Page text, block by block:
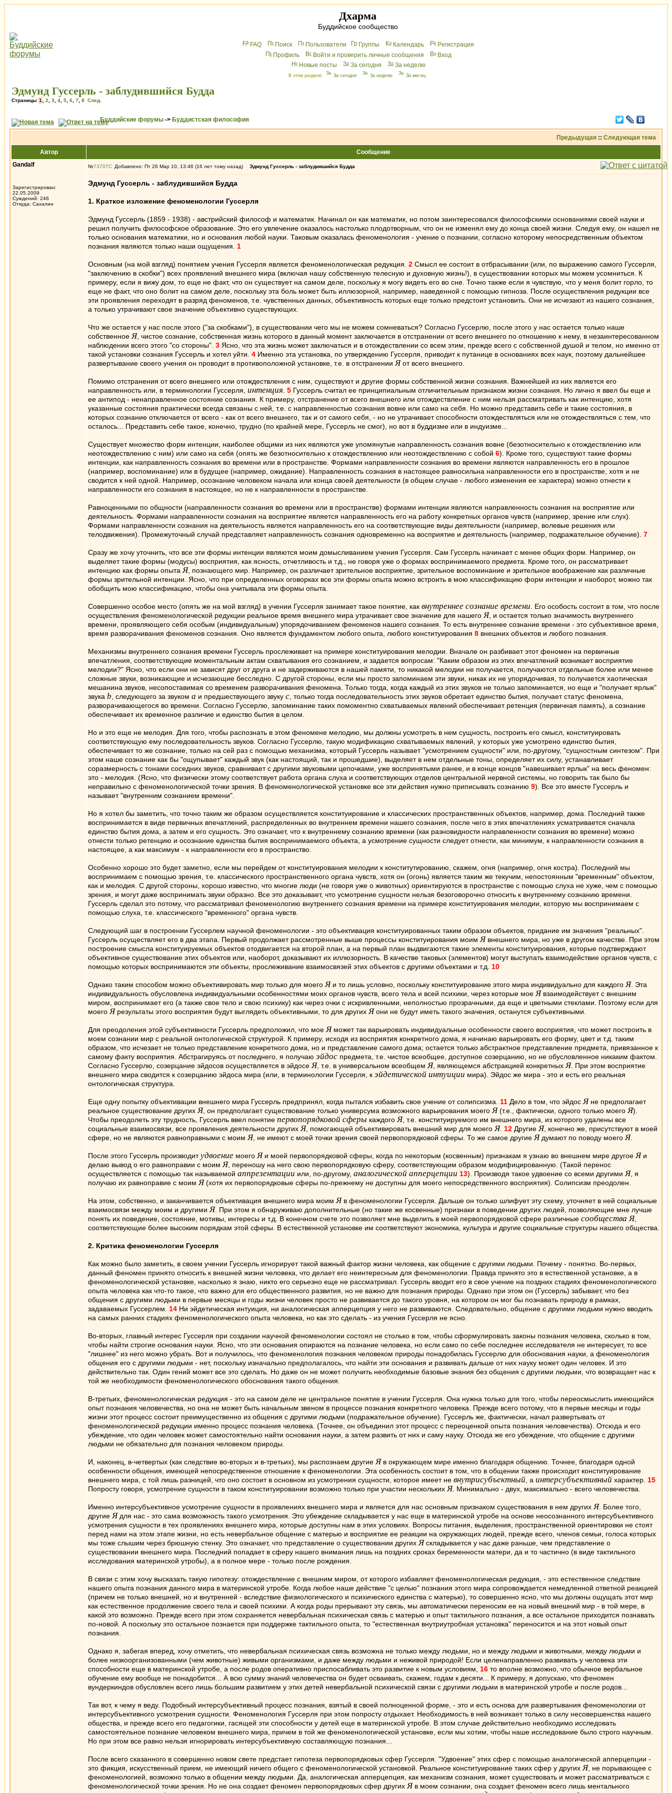
Дхарма
Буддийское сообщество
FAQ Поиск Пользователи Группы Календарь
Peгиcтрaция
Профиль
Войти и проверить личные сообщения
Вхoд
Новые посты
За сегодня За неделю
В этом разделе: За сегодня За неделю За месяц
Эдмунд Гуссерль - заблудившийся Будда
Страницы 1 2 3 4 5 6 7 8 След.
Буддийские форумы -> Буддистская философия
Предыдущая :: Следующая тема
Автор
Сообщение
Gandalf
Зарегистрирован:
22.05.2009
Суждений: 246
Откуда: Сахалин
№73707 Добавлено: Пт 26 Мар 10, 13:46 (16 лет тому назад) Эдмунд Гуссерль - заблудившийся Будда
Эдмунд Гуссерль - заблудившийся Будда
1. Краткое изложение феноменологии Гуссерля
Эдмунд Гуссерль (1859 - 1938) - австрийский философ и математик. Начинал он как математик, но потом заинтересовался философскими основаниями своей науки и
решил получить философское образование. Это его увлечение оказалось настолько плодотворным, что он не изменял ему до конца своей жизни. Следуя ему, он нашел не
только основания математики, но и основания любой науки. Таковым оказалась феноменология - учение о познании, согласно которому непосредственным объектом
познания являются только наши ощущения. 1
Основным (на мой взгляд) понятием учения Гуссерля является феноменологическая редукция. 2 Смысл ее состоит в отбрасывании (или, по выражению самого Гуссерля,
"заключению в скобки") всех проявлений внешнего мира (включая нашу собственную телесную и духовную жизнь!), в существовании которых мы можем усомниться. К
примеру, если я вижу дом, то еще не факт, что он существует на самом деле, поскольку я могу видеть его во сне. Точно также если я чувствую, что у меня болит горло, то
еще не факт, что оно болит на самом деле, поскольку эта боль может быть иллюзорной, например, наведенной с помощью гипноза. После осуществления редукции все
эти проявления переходят в разряд феноменов, т.е. чувственных данных, объективность которых еще только предстоит установить. Они не исчезают из нашего сознания,
а только утрачивают свое значение объективно существующих.
Что же остается у нас после этого ("за скобками"), в существовании чего мы не можем сомневаться? Согласно Гуссерлю, после этого у нас остается только наше
собственное Я, чистое сознание, собственная жизнь которого в данный момент заключается в отстранении от всего внешнего по отношению к нему, в незаинтересованном
наблюдении всего этого "со стороны". 3 Ясно, что эта жизнь может заключаться и в отождествлении со всем этим, прежде всего с собственной душой и телом, но именно от
такой установки сознания Гуссерль и хотел уйти. 4 Именно эта установка, по утверждению Гуссерля, приводит к путанице в основаниях всех наук, поэтому дальнейшее
развертывание своего учения он проводит в противоположной установке, т.е. в отстранении Яот всего внешнего.
Помимо отстранения от всего внешнего или отождествления с ним, существуют и другие формы собственной жизни сознания. Важнейшей из них является его
направленность или, в терминологии Гуссерля, интенция 5 Гуссерль считал ее принципиальным отличительным признаком жизни сознания. Но лично я ввел бы еще и
ее антипод - ненаправленное состояние сознания. К примеру, отстранение от всего внешнего или отождествление с ним нельзя рассматривать как интенцию, хотя
указанные состояния практически всегда связаны с ней, т.е. с направленностью сознания вовне или само на себя. Но можно представить себе и такие состояния, в
которых сознание отключается от всего - как от всего внешнего, так и от самого себя, - но не утрачивает способности отождествляться или не отождествляться с тем, что
осталось... Представить себе такое, конечно, трудно (по крайней мере, Гуссерль не смог), но вот в буддизме или в индуизме...
Существует множество форм интенции, наиболее общими из них являются уже упомянутые направленность сознания вовне (безотносительно к отождествлению или
неотождествлению с ним) или само на себя (опять же безотносительно к отождествлению или неотождествлению с собой 6). Кроме того, существуют такие формы
интенции, как направленность сознания во времени или в пространстве. Формами направленности сознания во времени являются направленность его в прошлое
(например, воспоминание) или в будущее (например, ожидание). Направленность сознания в настоящее равносильна направленности его в пространстве, хотя и не
сводится к ней одной. Например, осознание человеком начала или конца своей деятельности (в общем случае - любого изменения ее характера) можно отнести к
направленности его сознания в настоящее, но не к направленности в пространстве.
Равноценными по общности (направленности сознания во времени или в пространстве) формами интенции являются направленность сознания на восприятие или
деятельность. Формами направленности сознания на восприятие является направленность его на работу конкретных органов чувств (например, зрение или слух).
Формами направленности сознания на деятельность является направленность его на соответствующие виды деятельности (например, волевые решения или
телодвижения). Промежуточный случай представляет направленность сознания одновременно на восприятие и деятельность (например, подражательное обучение). 7
Сразу же хочу уточнить, что все эти формы интенции являются моим домысливанием учения Гуссерля. Сам Гуссерль начинает с менее общих форм. Например, он
выделяет такие формы (модусы) восприятия, как ясность, отчетливость и т.д., не говоря уже о формах воспринимаемого предмета. Кроме того, он рассматривает
интенцию как формы опыта Я, познающего мир. Например, он различает зрительное восприятие, зрительное воспоминание и зрительное воображение как различные
формы зрительной интенции. Ясно, что при определенных оговорках все эти формы опыта можно встроить в мою классификацию форм интенции и наоборот, можно так
обобщить мою классификацию, чтобы она учитывала эти формы опыта.
Совершенно особое место (опять же на мой взгляд) в учении Гуссерля занимает такое понятие, как внутреннее сознание времени . Его особость состоит в том, что после
осуществления феноменологической редукции реальное время внешнего мира утрачивает свое значение для нашего Я, и остается только значимость внутреннего
времени, проявляющего себя особым (индивидуальным) упорядочиванием феноменов нашего сознания. То есть внутреннее сознание времени - это субъективное время,
время разворачивания феноменов сознания. Оно является фундаментом любого опыта, любого конституирования 8 внешних объектов и любого познания.
Механизмы внутреннего сознания времени Гуссерль прослеживает на примере конституирования мелодии. Вначале он разбивает этот феномен на первичные
впечатления, соответствующие моментальным актам схватывания его сознанием, и задается вопросам: "Каким образом из этих впечатлений возникает восприятие
мелодии?" Ясно, что если они не зависят друг от друга и не задерживаются в нашей памяти, то никакой мелодии не получается, получаются отдельные более или менее
сложные звуки, возникающие и исчезающие бесследно. С другой стороны, если мы просто запоминаем эти звуки, никак их не упорядочивая, то получается хаотическая
мешанина звуков, несопоставимая со временем разворачивания феномена. Только тогда, когда каждый из этих звуков не только запоминается, но еще и "получает ярлык"
звука b , следующего за звуком а и предшествующего звуку с , только тогда последовательность этих звуков обретает единство бытия, получает статус феномена,
разворачивающегося во времени. Согласно Гуссерлю, запоминание таких помоментно схватываемых явлений обеспечивает ретенция (первичная память), а сознание
обеспечивает их временное различие и единство бытия в целом.
Но и это еще не мелодия. Для того, чтобы распознать в этом феномене мелодию, мы должны усмотреть в нем сущность, построить его смысл, конституировать
соответствующую ему последовательность звуков. Согласно Гуссерлю, такую модификацию схватываемых явлений, у которых уже усмотрено единство бытия,
обеспечивает то же сознание, только на сей раз с помощью механизма, который Гуссерль называет "усмотрением сущности" или, по-другому, "сущностным синтезом". При
этом наше сознание как бы "ощупывает" каждый звук (как настоящий, так и прошедшие), выделяет в нем отдельные тоны, определяет их силу, устанавливает
соразмерность с тонами соседних звуков, сравнивает с другими звуковыми цепочками, уже воспринятыми ранее, и в конце концов "навешивает ярлык" на весь феномен:
это - мелодия. (Ясно, что физически этому соответствует работа органа слуха и соответствующих отделов центральной нервной системы, но говорить так было бы
неправильно с феноменологической точки зрения. В феноменологической установке все эти действия нужно приписывать сознанию 9). Все это вместе Гуссерль и
называет "внутренним сознанием времени".
Но я хотел бы заметить, что точно таким же образом осуществляется конституирование и классических пространственных объектов, например, дома. Последний также
воспринимается в виде первичных впечатлений, распределенных во внутреннем времени нашего сознания, после чего в этих впечатлениях усматривается сначала
единство бытия дома, а затем и его сущность. Это означает, что к внутреннему сознанию времени (как разновидности направленности сознания во времени) можно
отнести только ретенцию и осознание единства бытия воспринимаемого объекта, а усмотрение сущности следует отнести, как минимум, к направленности сознания в
настоящее, а как максимум - к направленности его в пространство.
Особенно хорошо это будет заметно, если мы перейдем от конституирования мелодии к конститутированию, скажем, огня (например, огня костра). Последний мы
воспринимаем с помощью зрения, т.е. классического пространственного органа чувств, хотя он (огонь) является таким же текучим, непостоянным "временным" объектом,
как и мелодия. С другой стороны, хорошо известно, что многие люди (не говоря уже о животных) ориентируются в пространстве с помощью слуха не хуже, чем с помощью
зрения, и могут даже воспринимать звуки образно. Все это доказывает, что усмотрение сущности нельзя безоговорочно относить к внутреннему сознанию времени.
Гуссерль сделал это потому, что рассматривал феноменологию внутреннего сознания времени на примере конституирования мелодии, которую мы воспринимаем с
помощью слуха, т.е. классического "временного" органа чувств.
Следующий шаг в построении Гуссерлем научной феноменологии - это объективация конституированных таким образом объектов, придание им значения "реальных".
Гуссерль осуществляет его в два этапа. Первый продолжает рассмотренные выше процессы конституирования моим Явнешнего мира, но уже в другом качестве. При этом
построение смысла конституируемых объектов отодвигается на второй план, а на первый план выдвигаются такие элементы конституирования, которые подтверждают
объективное существование этих объектов или, наоборот, доказывают их иллюзорность. В качестве таковых (элементов) могут выступать взаимодействие органов чувств, с
помощью которых воспринимаются эти объекты, прослеживание взаимосвязей этих объектов с другими объектами и т.д. 10
Однако таким способом можно объективировать мир только для моего Яи то лишь условно, поскольку конституирование этого мира индивидуально для каждого Я. Эта
индивидуальность обусловлена индивидуальными особенностями моих органов чувств, всего тела и всей психики, через которые мое Явзаимодействует с внешним
миром, воспринимает его (а также свое тело и свою психику) как через очки с искривленными, неполностью прозрачными, да еще и цветными стеклами. Поэтому если для
моего Ярезультаты этого восприятия будут выглядеть объективными, то для других Яони не будут иметь такого значения, останутся субъективными.
Для преодоления этой субъективности Гуссерль предположил, что мое Яможет так варьировать индивидуальные особенности своего восприятия, что может построить в
моем сознании мир с реальной онтологической структурой. К примеру, исходя из восприятия конкретного дома, я начинаю варьировать его форму, цвет и т.д. таким
образом, что исчезает не только представление конкретного дома, но и представление самого дома; остается только абстрактное представление предмета, привязанное к
самому факту восприятия. Абстрагируясь от последнего, я получаю эйдос предмета, т.е. чистое всеобщее, доступное созерцанию, но не обусловленное никаким фактом.
Согласно Гуссерлю, созерцание эйдосов осуществляется в эйдосе Я, т.е. в универсальном всеобщем Я, являющемся абстракцией конкретных Я. При этом восприятие
внешнего мира сводится к созерцанию эйдоса мира (или, в терминологии Гуссерля, к эйдетической интуиции мира). Эйдос же мира - это и есть его реальная
онтологическая структура.
Еще одну попытку объективации внешнего мира Гуссерль предпринял, когда пытался избавить свое учение от солипсизма. 11 Дело в том, что эйдос Яне предполагает
реальное существование других Я, он предполагает существование только универсума возможного варьирования моего Я(т.е., фактически, одного только моего Я).
Чтобы преодолеть эту трудность, Гуссерль ввел понятие первопорядковой сферы каждого Я, т.е. конституируемого им внешнего мира, из которого удалены все
социальные взаимосвязи, все проявления деятельности других Я, помогающей объективировать внешний мир для моего Я. 12 Другие Я, конечно же, присутствуют в моей
сфере, но не являются равноправными с моим Я, не имеют с моей точки зрения своей первопорядковой сферы. То же самое другие Ядумают по поводу моего Я.
После этого Гуссерль производитудвоение моего Яи моей первопорядковой сферы, когда по некоторым (косвенным) признакам я узнаю во внешнем мире другое Яи
делаю вывод о его равноправии с моим Я, переношу на него свою первопорядковую сферу, соответствующим образом модифицированную. (Такой перенос
осуществляется с помощью так называемой аппрезентации или, по-другому, аналогической апперцепции 13). Производя такое удвоение со всеми другими Я, я
получаю их равноправие с моим Я(хотя их первопорядковые сферы по-прежнему не доступны для моего непосредственного восприятия). Солипсизм преодолен.
На этом, собственно, и заканчивается объективация внешнего мира моим Яв феноменологии Гуссерля. Дальше он только шлифует эту схему, уточняет в ней социальные
взаимосвязи между моим и другими Я. При этом я обнаруживаю дополнительные (но такие же косвенные) признаки в поведении других людей, позволяющие мне лучше
понять их поведение, состояние, мотивы, интересы и т.д. В конечном счете это позволяет мне выделить в моей первопорядковой сфере различные сообщества Я,
соответствующие более высоким порядкам этой сферы. В естественной установке им соответствуют экономика, культура и другие социальные структуры нашего общества.
2. Критика феноменологии Гуссерля
Как можно было заметить, в своем учении Гуссерль игнорирует такой важный фактор жизни человека, как общение с другими людьми. Почему - понятно. Во-первых,
данный феномен принято относить к внешней жизни человека, что делает его неинтересным для феноменологии. Правда принято это в естественной установке, а в
феноменологической установке, насколько я знаю, никто его серьезно еще не рассматривал. Гуссерль вводит его в свое учение на поздних стадиях феноменологического
опыта человека как что-то такое, что важно для его общественного развития, но не важно для познания природы. Однако при этом он (Гуссерль) забывает, что без
общения с другими людьми в первые месяцы и годы жизни человек просто не развивается до такого уровня, на котором он мог бы познавать природу в рамках,
задаваемых Гуссерлем. 14 Ни эйдетическая интуиция, ни аналогическая апперцепция у него не развиваются. Следовательно, общение с другими людьми нужно вводить
на самых ранних стадиях феноменологического опыта человека, но как это сделать - из учения Гуссерля не ясно.
Во-вторых, главный интерес Гуссерля при создании научной феноменологии состоял не столько в том, чтобы сформулировать законы познания человека, сколько в том,
чтобы найти строгие основания науки. Ясно, что эти основания опираются на познание человека, но если само по себе последнее исследователя не интересует, то все
"лишнее" из него можно убрать. Вот и получилось, что феноменология познания человеком природы понадобилась Гуссерлю для обоснования науки, а феноменология
общения его с другими людьми - нет, поскольку изначально предполагалось, что найти эти основания и развивать дальше от них науку может один человек. И это
действительно так. Один гений может все это сделать. Но даже он не может получить необходимые базовые знания без общения с другими людьми, что возвращает нас к
той же необходимости феноменологического обоснования такого общения.
В-третьих, феноменологическая редукция - это на самом деле не центральное понятие в учении Гуссерля. Она нужна только для того, чтобы переосмыслить имеющийся
опыт познания человечества, но она не может быть начальным звеном в процессе познания конкретного человека. Прежде всего потому, что в первые месяцы и годы
жизни этот процесс состоит преимущественно из общения с другими людьми (подражательное обучение). Гуссерль же, фактически, начал развертывать от
феноменологической редукции именно процесс познания человека. (Точнее, он объединил этот процесс с переоценкой опыта познания человечества). Отсюда и его
убеждение, что один человек может самостоятельно найти основания науки, а затем развить от них и саму науку. Отсюда же его убеждение, что общение с другими
людьми не обязательно для познания человеком природы.
И, наконец, в-четвертых (как следствие во-вторых и в-третьих), мы распознаем другие Яв окружающем мире именно благодаря общению. Точнее, благодаря одной
особенности общения, имеющей непосредственное отношение к феноменологии. Эта особенность состоит в том, что в общении также происходит конституирование
внешнего мира, с той лишь разницей, что оно состоит в основном из усмотрения сущности, которое имеет не внутрисубъектный , а интерсубъективный характер. 15
Попросту говоря, усмотрение сущности в таком конституировании возможно только при участии нескольких Я. Минимально - двух, максимально - всего человечества.
Именно интерсубъективное усмотрение сущности в проявлениях внешнего мира и является для нас основным признаком существования в нем других Я. Более того,
другие Ядля нас - это сама возможность такого усмотрения. Это убеждение складывается у нас еще в материнской утробе на основе неосознанного интерсубъективного
усмотрения сущности в тех проявлениях внешнего мира, которые доступны нам в этих условиях. Вопросы питания, выделения, пространственной ориентировки не стоят
перед нами на этом этапе жизни, но есть невербальное общение с матерью и восприятие ее реакции на окружающих людей, прежде всего, членов семьи, голоса которых
мы тоже слышим через брюшную стенку. Это означает, что представление о существовании других Яскладывается у нас даже раньше, чем представление о
существовании внешнего мира. Последний попадает в сферу нашего внимания лишь на поздних сроках беременности матери, да и то частично (в виде тактильного
исследования материнской утробы), а в полное мере - только после рождения.
В связи с этим хочу высказать такую гипотезу: отождествление с внешним миром, от которого избавляет феноменологическая редукция, - это естественное следствие
нашего опыта познания данного мира в материнской утробе. Когда любое наше действие "с целью" познания этого мира сопровождается немедленной ответной реакцией
(причем не только внешней, но и внутренней - вследствие физиологического и психического единства с матерью), то совершенно ясно, что мы должны ощущать этот мир
как естественное продолжение своего тела и своей психики. А когда роды прерывают эту связь, мы автоматически переносим ее на новый внешний мир - в той мере, в
какой это возможно. Прежде всего при этом сохраняется невербальная психическая связь с матерью и опыт тактильного познания, а все остальное приходится познавать
по-новой. А поскольку это остальное познается при поддержке тактильного опыта, то "естественная внутриутробная установка" переносится и на этот новый опыт
познания.
Однако я, забегая вперед, хочу отметить, что невербальная психическая связь возможна не только между людьми, но и между людьми и животными, между людьми и
более низкоорганизованными (чем животные) живыми организмами, и даже между людьми и неживой природой! Если целенаправленно развивать у человека эти
способности еще в материнской утробе, а после родов оперативно приспосабливать это развитие к новым условиям, 16 то вполне возможно, что обычное вербальное
обучение ему вообще не понадобится... А всю сумму знаний человечества он будет осваивать, скажем, годам к десяти... К примеру, я допускаю, что феномен
вундеркиндов обусловлен всего лишь большим развитием у этих детей невербальной психической связи с другими людьми в материнской утробе и после родов...
Так вот, к чему я веду. Подобный интерсубъективный процесс познания, взятый в своей полноценной форме, - это и есть основа для развертывания феноменологии от
интерсубъективного усмотрения сущности. Феноменология Гуссерля при этом попросту отдыхает. Необходимость в ней возникает только в силу несовершенства нашего
общества, и прежде всего его педагогики, гасящей эти способности у детей еще в материнской утробе. В этом случае действительно необходимо исследовать
самостоятельное познание человеком внешнего мира, причем в той же феноменологической установке, если мы хотим, чтобы наше исследование было строго научным.
Но при этом все равно нельзя игнорировать интерсубъективную составляющую познания...
После всего сказанного в совершенно новом свете предстает гипотеза первопорядковых сфер Гуссерля. "Удвоение" этих сфер с помощью аналогической апперцепции -
это фикция, искусственный прием, не имеющий ничего общего с феноменологической установкой. Реальное конституирование таких сфер у других Я, не порывающее с
феноменологией, возможно только в общении между людьми. Да, аналогическая апперцепция, как механизм сознания, может существовать и может рассматриваться с
феноменологической точки зрения. Но не она создает феномен первопорядковых сфер других Яв моем сознании, она создает феномен всего лишь ментального